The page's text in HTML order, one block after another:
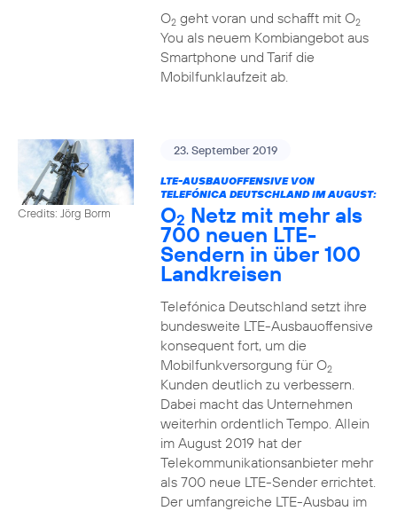
O2geht voran und schafft mit O2
You als neuem Kombiangebot aus
Smartphone und Tarif die
Mobilfunklaufzeit ab.
Credits: Jörg Borm
23. September 2019
LTE-AUSBAUOFFENSIVE VON
TELEFÓNICA DEUTSCHLAND IM AUGUST:
O2 Netz mit mehr als
700 neuen LTE-
Sendern in über 100
Landkreisen
Telefónica Deutschland setzt ihre
bundesweite LTE-Ausbauoffensive
konsequent fort, um die
Mobilfunkversorgung für O2
Kunden deutlich zu verbessern.
Dabei macht das Unternehmen
weiterhin ordentlich Tempo. Allein
im August 2019 hat der
Telekommunikationsanbieter mehr
als 700 neue LTE-Sender errichtet.
Der umfangreiche LTE-Ausbau im